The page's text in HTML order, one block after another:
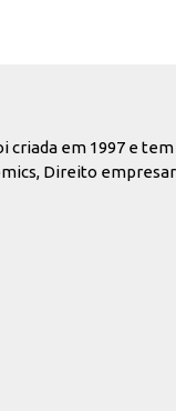
criada em 1997 e
Direito